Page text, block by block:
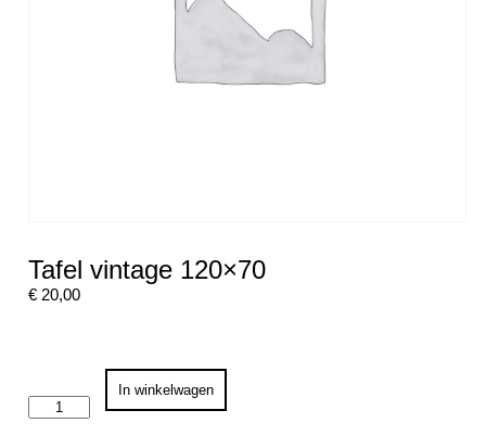
Tafel vintage 120×70
€ 20,00
vintage
120x70
In winkelwagen